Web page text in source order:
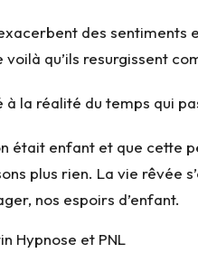
des sentiments
voilà qu’ils resurgissent
la réalité du temps qui
était enfant et que cette
plus rien. La vie rêvée
nos espoirs d’enfant.
Hypnose et PNL